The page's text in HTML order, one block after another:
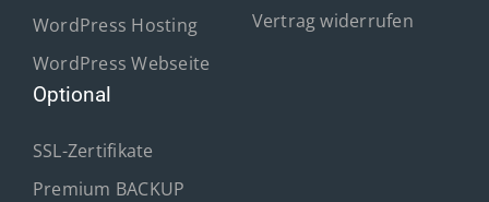
WordPress Hosting
WordPress Webseite
Optional
SSL-Zertifikate
Premium BACKUP
Vertrag widerrufen